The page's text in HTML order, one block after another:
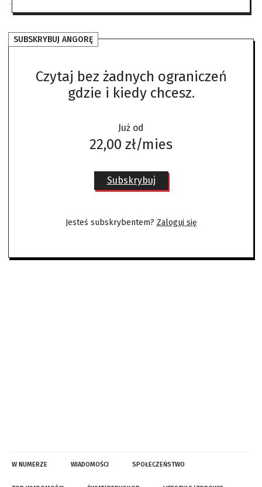
Zajrzyjmy do Kraju Basków.
SUBSKRYBUJ ANGORĘ
Czytaj bez żadnych ograniczeń
gdzie i kiedy chcesz.
Już od
22,00 zł/mies
Subskrybuj
Jesteś subskrybentem? Zaloguj się
W NUMERZE WIADOMOŚCI SPOŁECZEŃSTWO